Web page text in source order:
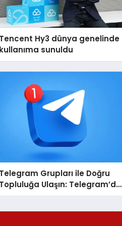
Tencent Hy3 dünya genelinde
kullanıma sunuldu
Telegram Grupları ile Doğru
Topluluğa Ulaşın: Telegram’da
Topluluğa Daha